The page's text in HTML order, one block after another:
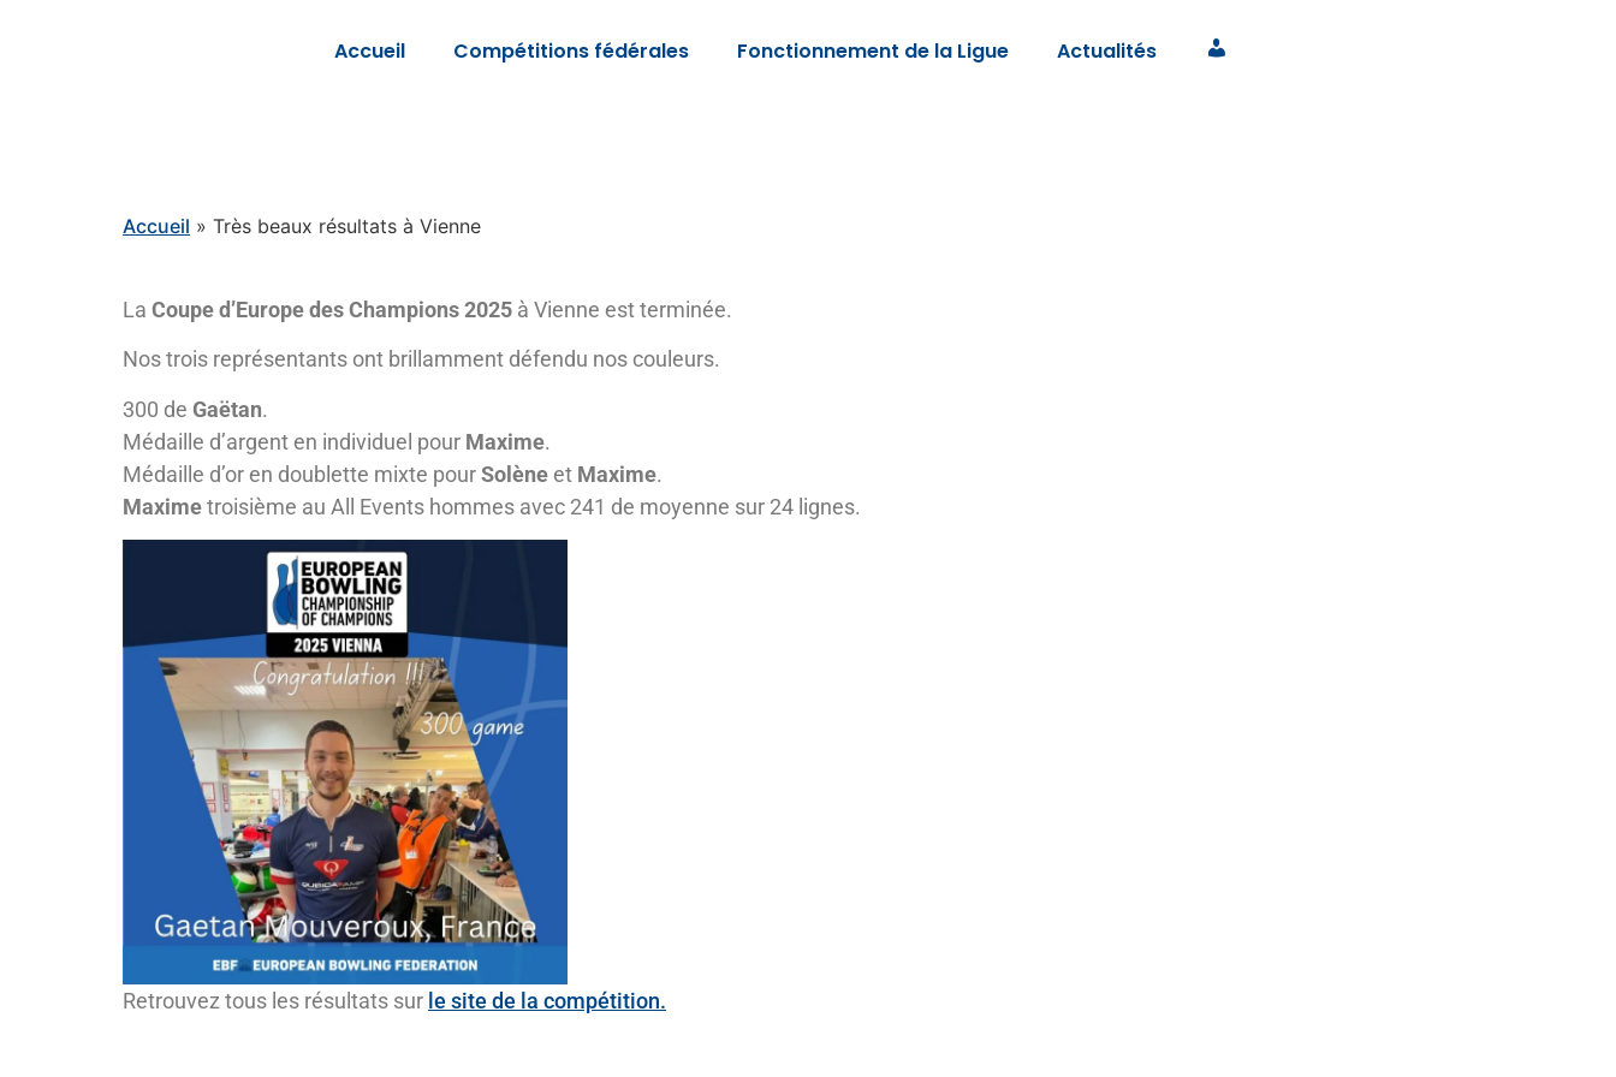
Accueil Compétitions fédérales Fonctionnement de la Ligue Actualités Connexion
Accueil » Très beaux résultats à Vienne
La Coupe d’Europe des Champions 2025 à Vienne est terminée.
Nos trois représentants ont brillamment défendu nos couleurs.
300 de Gaëtan.
Médaille d’argent en individuel pour Maxime.
Médaille d’or en doublette mixte pourSolène et Maxime.
Maximetroisième au All Events hommes avec 241 de moyenne sur 24 lignes.
Retrouvez tous les résultats sur le site de la compétition.